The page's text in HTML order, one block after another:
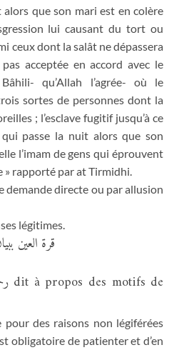
que son mari est en colère
lui causant du tort ou
ceux dont la salât ne dépassera
acceptée en accord avec le
qu’Allah l’agrée- où le
; l’esclave fugitif jusqu’à ce
passe la nuit alors que son
l’imam de gens qui éprouvent
» rapporté par at Tirmidhi.
demande directe ou par allusion
légitimes.
قرة العين
pour des raisons non légiférées
obligatoire de patienter et d’en